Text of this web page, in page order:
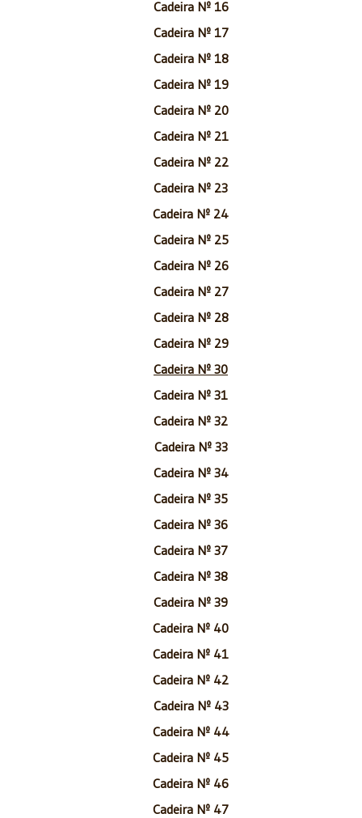
Cadeira Nº 16
Cadeira Nº 17
Cadeira Nº 18
Cadeira Nº 19
Cadeira Nº 20
Cadeira Nº 21
Cadeira Nº 22
Cadeira Nº 23
Cadeira Nº 24
Cadeira Nº 25
Cadeira Nº 26
Cadeira Nº 27
Cadeira Nº 28
Cadeira Nº 29
Cadeira Nº 30
Cadeira Nº 31
Cadeira Nº 32
Cadeira Nº 33
Cadeira Nº 34
Cadeira Nº 35
Cadeira Nº 36
Cadeira Nº 37
Cadeira Nº 38
Cadeira Nº 39
Cadeira Nº 40
Cadeira Nº 41
Cadeira Nº 42
Cadeira Nº 43
Cadeira Nº 44
Cadeira Nº 45
Cadeira Nº 46
Cadeira Nº 47